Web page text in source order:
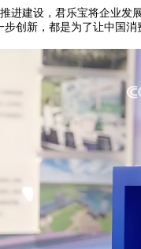
进建设，君乐宝将企业发
创新，都是为了让中国